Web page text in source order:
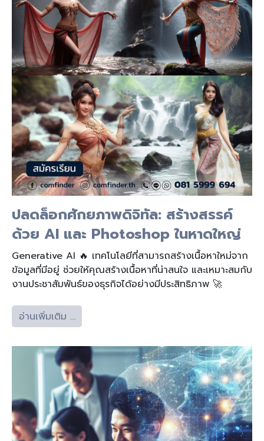
ปลดล็อกศักยภาพดิจิทัล: สร้างสรรค์
ด้วย AI และ Photoshop ในหาดใหญ่
Generative AI 🔥 เทคโนโลยีที่สามารถสร้างเนื้อหาใหม่จาก
ข้อมูลที่มีอยู่ ช่วยให้คุณสร้างเนื้อหาที่น่าสนใจ และเหมาะสมกับ
งานประชาสัมพันธ์ของธุรกิจได้อย่างมีประสิทธิภาพ 🚀
อ่านเพิ่มเติม …